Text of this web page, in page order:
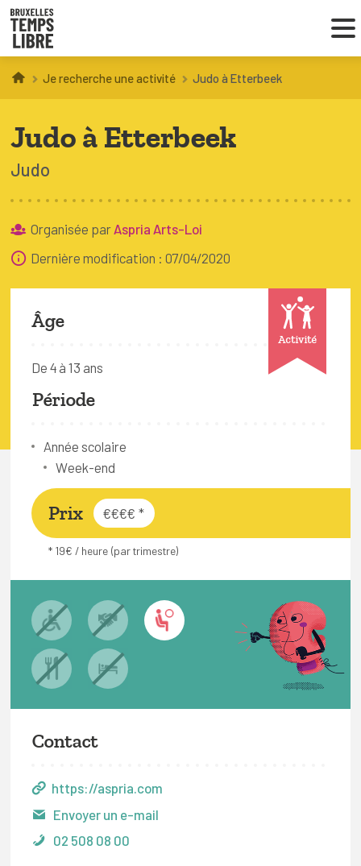
Infos parents
Droit au loisir
À BRUXELLES
FAQ
Connexion
Espace pro
Bruxelles Temps Libre
Je recherche une activité Judo à Etterbeek
Judo à Etterbeek
Judo
Organisée parAspria Arts-Loi
Dernière modification : 07/04/2020
Activité
Âge
De 4 à 13 ans
Période
Année scolaire
Week-end
Prix €€€€ *
* 19€ / heure (par trimestre)
Contact
https://aspria.com
Envoyer un e-mail
02 508 08 00